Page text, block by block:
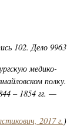
102. Дело 9963
медико-
полку.
– 1854 гг. —
2017 г. )